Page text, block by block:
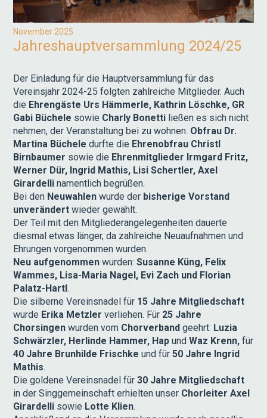
November 2025
Jahreshauptversammlung 2024/25
Der Einladung für die Hauptversammlung für das
Vereinsjahr 2024-25 folgten zahlreiche Mitglieder. Auch
die Ehrengäste Urs Hämmerle, Kathrin Löschke, GR
Gabi Büchele sowie Charly Bonetti ließen es sich nicht
nehmen, der Veranstaltung bei zu wohnen. Obfrau Dr.
Martina Büchele durfte die Ehrenobfrau Christl
Birnbaumer sowie die Ehrenmitglieder Irmgard Fritz,
Werner Dür, Ingrid Mathis, Lisi Schertler, Axel
Girardelli namentlich begrüßen.
Bei den Neuwahlen wurde der bisherige Vorstand
unverändert wieder gewählt.
Der Teil mit den Mitgliederangelegenheiten dauerte
diesmal etwas länger, da zahlreiche Neuaufnahmen und
Ehrungen vorgenommen wurden.
Neu aufgenommen wurden:Susanne Küng, Felix
Wammes, Lisa-Maria Nagel, Evi Zach und Florian
Palatz-Hartl.
Die silberne Vereinsnadel für 15 Jahre Mitgliedschaft
wurde Erika Metzler verliehen. Für 25 Jahre
Chorsingen wurden vom Chorverband geehrt: Luzia
Schwärzler, Herlinde Hammer, HapundWaz Krenn, für
40 Jahre Brunhilde Frischke und für50 Jahre Ingrid
Mathis.
Die goldene Vereinsnadel für30 Jahre Mitgliedschaft
in der Singgemeinschaft erhielten unser Chorleiter Axel
Girardelli sowie Lotte Klien.